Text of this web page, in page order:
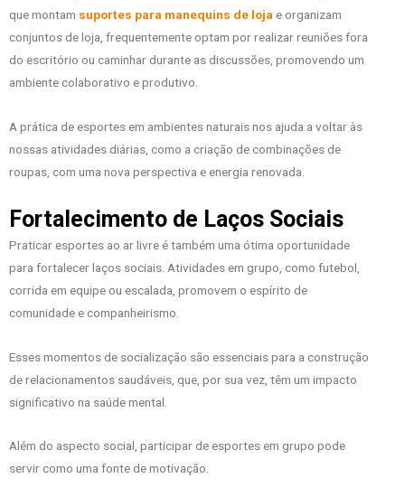
que montam suportes para manequins de loja e organizam
conjuntos de loja, frequentemente optam por realizar reuniões fora
do escritório ou caminhar durante as discussões, promovendo um
ambiente colaborativo e produtivo.
A prática de esportes em ambientes naturais nos ajuda a voltar às
nossas atividades diárias, como a criação de combinações de
roupas, com uma nova perspectiva e energia renovada.
Fortalecimento de Laços Sociais
Praticar esportes ao ar livre é também uma ótima oportunidade
para fortalecer laços sociais. Atividades em grupo, como futebol,
corrida em equipe ou escalada, promovem o espírito de
comunidade e companheirismo.
Esses momentos de socialização são essenciais para a construção
de relacionamentos saudáveis, que, por sua vez, têm um impacto
significativo na saúde mental.
Além do aspecto social, participar de esportes em grupo pode
servir como uma fonte de motivação.